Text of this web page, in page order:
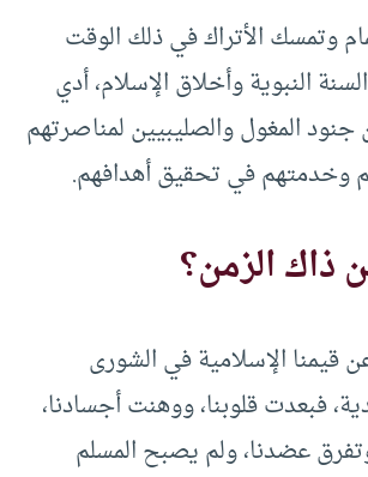
وتمسك الأتراك في ذلك الوقت
النبوية وأخلاق الإسلام، أدي
المغول والصليبيين لمناصرتهم
وخدمتهم في تحقيق أهدافهم.
ذاك الزمن؟
قيمنا الإسلامية في الشورى
فبعدت قلوبنا، ووهنت أجسادنا،
عضدنا، ولم يصبح المسلم